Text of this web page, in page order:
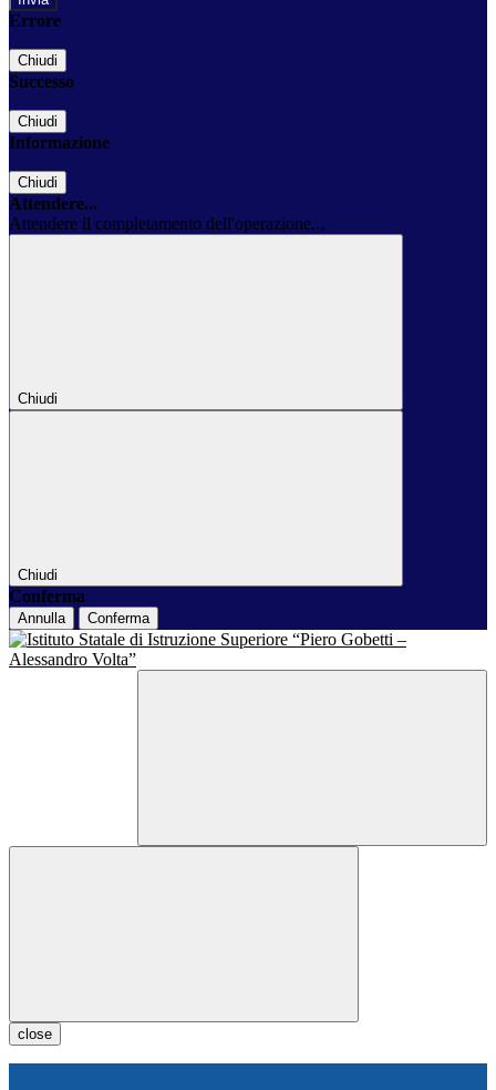
Errore
Chiudi
Successo
Chiudi
Informazione
Chiudi
Attendere...
Attendere il completamento dell'operazione...
Chiudi
Chiudi
Conferma
Annulla Conferma
close